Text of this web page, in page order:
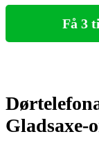
Få 3
Gladsaxe-